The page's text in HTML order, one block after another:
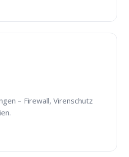
– Firewall, Virenschutz